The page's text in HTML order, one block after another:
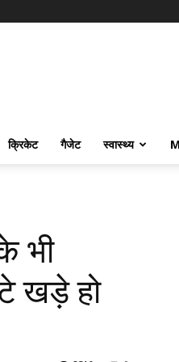
क्रिकेट गैजेट स्वास्थ्य
भी
खड़े हो